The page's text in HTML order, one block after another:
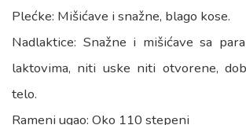
Plećke: Mišićave i snažne, blago kose.
Nadlaktice: Snažne i mišićave sa
laktovima, niti uske niti otvorene,
telo.
Rameni ugao: Oko 110 stepeni